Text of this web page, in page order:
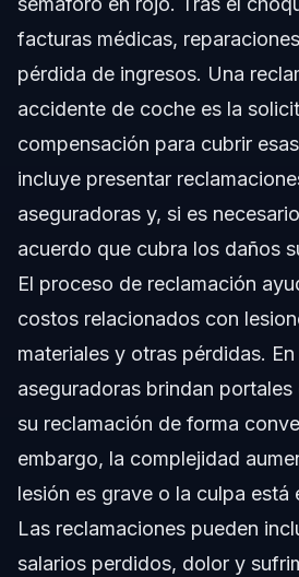
facturas médicas,
pérdida de ingresos. Una
accidente de coche es la
compensación para cubrir
incluye presentar
aseguradoras y, si es
acuerdo que cubra los daños
El proceso de reclamación
costos relacionados con
materiales y otras pérdidas.
aseguradoras brindan portales
su reclamación de forma
embargo, la complejidad
lesión es grave o la culpa está
Las reclamaciones pueden
salarios perdidos, dolor y